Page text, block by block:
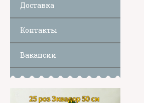
Доставка
Контакты
Вакансии